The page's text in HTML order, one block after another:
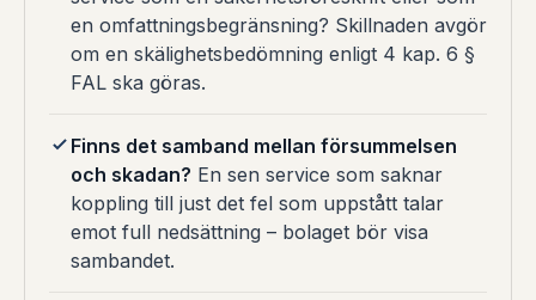
en omfattningsbegränsning? Skillnaden avgör
om en skälighetsbedömning enligt 4 kap. 6 §
FAL ska göras.
Finns det samband mellan försummelsen
och skadan? En sen service som saknar
koppling till just det fel som uppstått talar
emot full nedsättning – bolaget bör visa
sambandet.